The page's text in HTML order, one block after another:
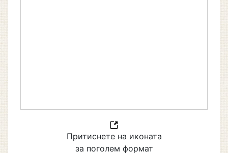
Притиснете на иконата
за поголем формат